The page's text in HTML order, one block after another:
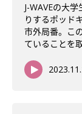
J-WAVEの大
りするポッド
市外局番。こ
ていることを